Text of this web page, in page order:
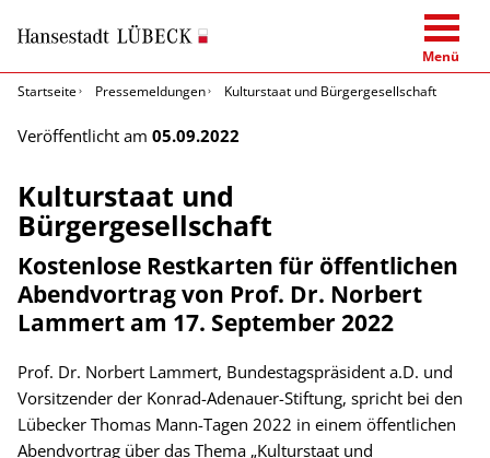
Menü
Startseite
Pressemeldungen Kulturstaat und Bürgergesellschaft
Veröffentlicht am 05.09.2022
Kulturstaat und
Bürgergesellschaft
Kostenlose Restkarten für öffentlichen
Abendvortrag von Prof. Dr. Norbert
Lammert am 17. September 2022
Prof. Dr. Norbert Lammert, Bundestagspräsident a.D. und
Vorsitzender der Konrad-Adenauer-Stiftung, spricht bei den
Lübecker Thomas Mann-Tagen 2022 in einem öffentlichen
Abendvortrag über das Thema „Kulturstaat und